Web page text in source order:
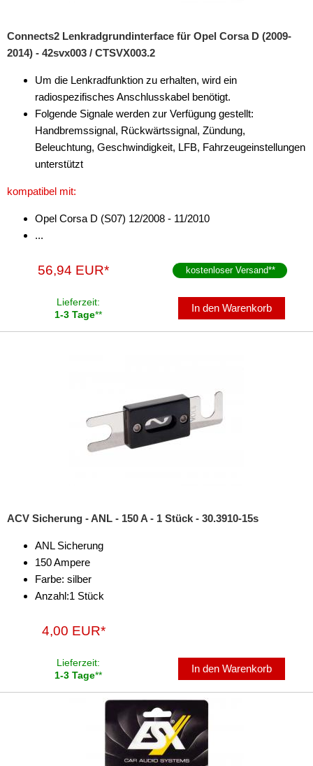
Connects2 Lenkradgrundinterface für Opel Corsa D (2009-
2014) - 42svx003 / CTSVX003.2
Um die Lenkradfunktion zu erhalten, wird ein
radiospezifisches Anschlusskabel benötigt.
Folgende Signale werden zur Verfügung gestellt:
Handbremssignal, Rückwärtssignal, Zündung,
Beleuchtung, Geschwindigkeit, LFB, Fahrzeugeinstellungen
unterstützt
kompatibel mit:
Opel Corsa D (S07) 12/2008 - 11/2010
...
56,94 EUR* kostenloser Versand**
Lieferzeit:
1-3 Tage**
In den Warenkorb
ACV Sicherung - ANL - 150 A - 1 Stück - 30.3910-15s
ANL Sicherung
150 Ampere
Farbe: silber
Anzahl:1 Stück
4,00 EUR*
Lieferzeit:
1-3 Tage**
In den Warenkorb